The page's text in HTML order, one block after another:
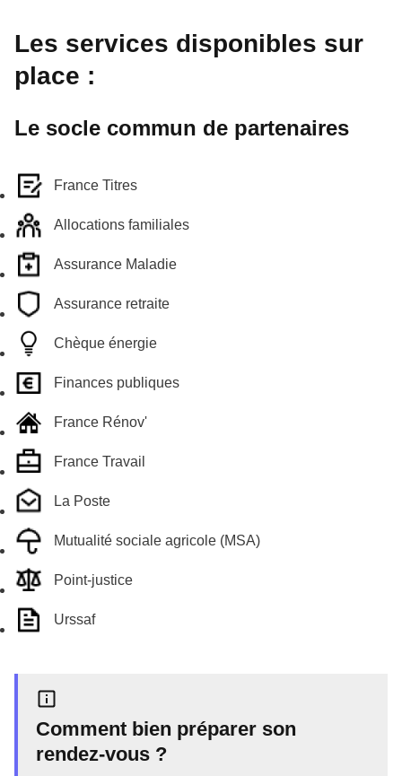
Les services disponibles sur
place :
Le socle commun de partenaires
France Titres
Allocations familiales
Assurance Maladie
Assurance retraite
Chèque énergie
Finances publiques
France Rénov'
France Travail
La Poste
Mutualité sociale agricole (MSA)
Point-justice
Urssaf
Comment bien préparer son
rendez-vous ?